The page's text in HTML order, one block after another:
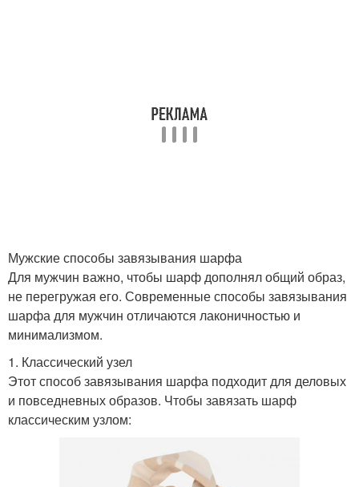
Мужские способы завязывания шарфа
Для мужчин важно, чтобы шарф дополнял общий образ,
не перегружая его. Современные способы завязывания
шарфа для мужчин отличаются лаконичностью и
минимализмом.
1. Классический узел
Этот способ завязывания шарфа подходит для деловых
и повседневных образов. Чтобы завязать шарф
классическим узлом: